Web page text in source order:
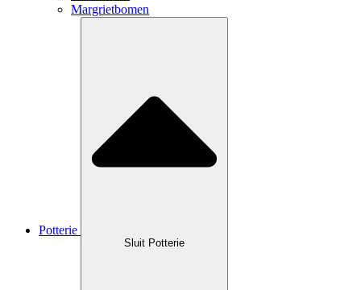
Margrietbomen
Potterie
Sluit Potterie